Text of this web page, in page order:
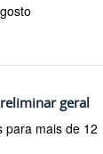
geral
para mais de 12